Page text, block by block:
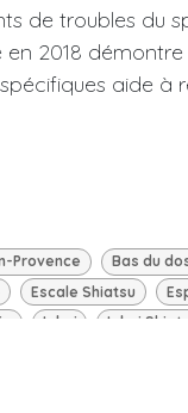
de troubles du
2018
aide à
Provence Bas du
Escale Shiatsu
Iokai Iokai